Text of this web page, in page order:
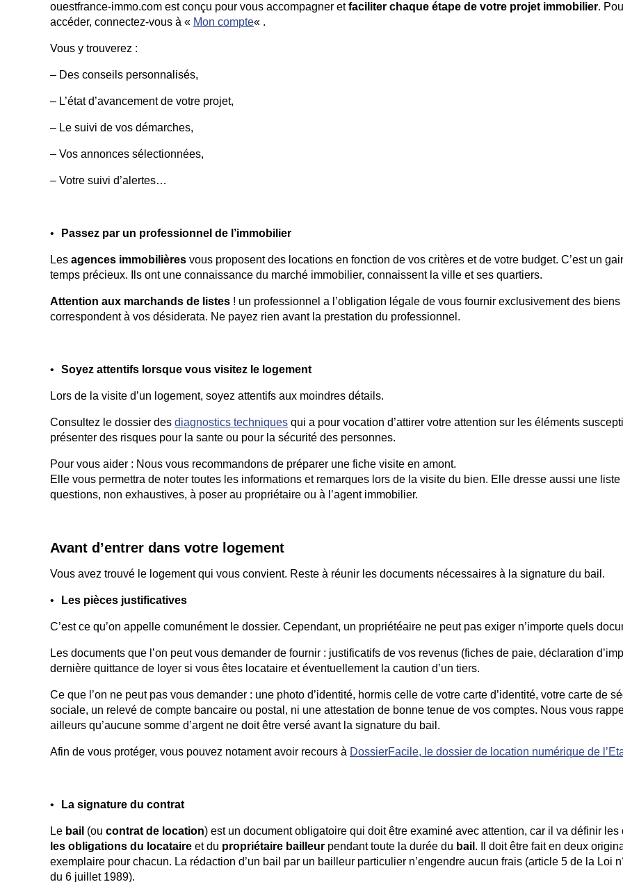
ouestfrance-immo.com est conçu pour vous accompagner etfaciliter chaque étape de votre projet immobilier.
accéder, connectez-vous à « Mon compte« .
Vous y trouverez :
– Des conseils personnalisés,
– L’état d’avancement de votre projet,
– Le suivi de vos démarches,
– Vos annonces sélectionnées,
– Votre suivi d’alertes…
Passez par un professionnel de l’immobilier
Les agences immobilières vous proposent des locations en fonction de vos critères et de votre budget. C’est un
temps précieux. Ils ont une connaissance du marché immobilier, connaissent la ville et ses quartiers.
Attention aux marchands de listes ! un professionnel a l’obligation légale de vous fournir exclusivement des biens
correspondent à vos désiderata. Ne payez rien avant la prestation du professionnel.
Soyez attentifs lorsque vous visitez le logement
Lors de la visite d’un logement, soyez attentifs aux moindres détails.
Consultez le dossier des diagnostics techniques qui a pour vocation d’attirer votre attention sur les éléments
présenter des risques pour la sante ou pour la sécurité des personnes.
Pour vous aider : Nous vous recommandons de préparer une fiche visite en amont.
Elle vous permettra de noter toutes les informations et remarques lors de la visite du bien. Elle dresse aussi une liste
questions, non exhaustives, à poser au propriétaire ou à l’agent immobilier.
Avant d’entrer dans votre logement
Vous avez trouvé le logement qui vous convient. Reste à réunir les documents nécessaires à la signature du bail.
Les pièces justificatives
C’est ce qu’on appelle comunément le dossier. Cependant, un propriétéaire ne peut pas exiger n’importe quels
Les documents que l’on peut vous demander de fournir : justificatifs de vos revenus (fiches de paie, déclaration
dernière quittance de loyer si vous êtes locataire et éventuellement la caution d’un tiers.
Ce que l’on ne peut pas vous demander : une photo d’identité, hormis celle de votre carte d’identité, votre carte de
sociale, un relevé de compte bancaire ou postal, ni une attestation de bonne tenue de vos comptes. Nous vous
ailleurs qu’aucune somme d’argent ne doit être versé avant la signature du bail.
Afin de vous protéger, vous pouvez notament avoir recours à DossierFacile, le dossier de location numérique de
La signature du contrat
Le bail (ou contrat de location) est un document obligatoire qui doit être examiné avec attention, car il va définir les
les obligations du locataire et du propriétaire bailleur pendant toute la durée du bail . Il doit être fait en deux
exemplaire pour chacun. La rédaction d’un bail par un bailleur particulier n’engendre aucun frais (article 5 de la Loi
du 6 juillet 1989).